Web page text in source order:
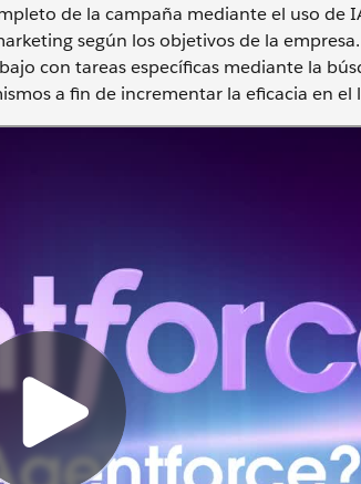
de la campaña mediante el uso de
según los objetivos de la empresa.
con tareas específicas mediante la
a fin de incrementar la eficacia en el